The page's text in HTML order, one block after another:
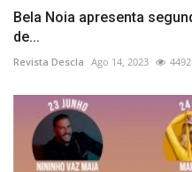
Bela Noia apresenta
de...
Revista Descla Ago 14, 2023 4492